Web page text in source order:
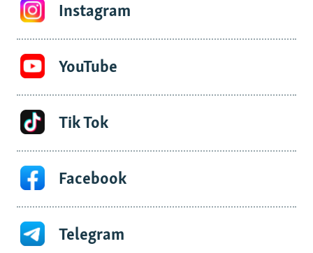
Instagram
YouTube
Tik Tok
Facebook
Telegram